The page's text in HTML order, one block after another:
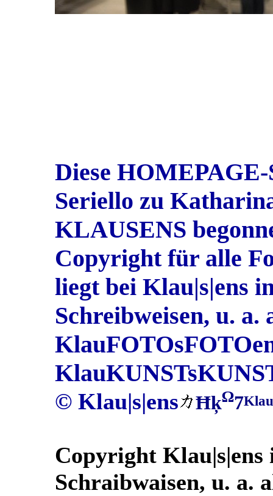
Diese
Seriello zu
KLAUSENS
Copyright für alle
liegt bei Klau|s|ens
Schreibweisen, u. a.
© Klau|s|ens ĦķΩ7
Copyright Klau|s|ens
Schraibwaisen, u. a.